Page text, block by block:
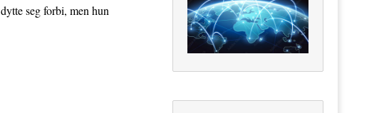
seg forbi, men hun